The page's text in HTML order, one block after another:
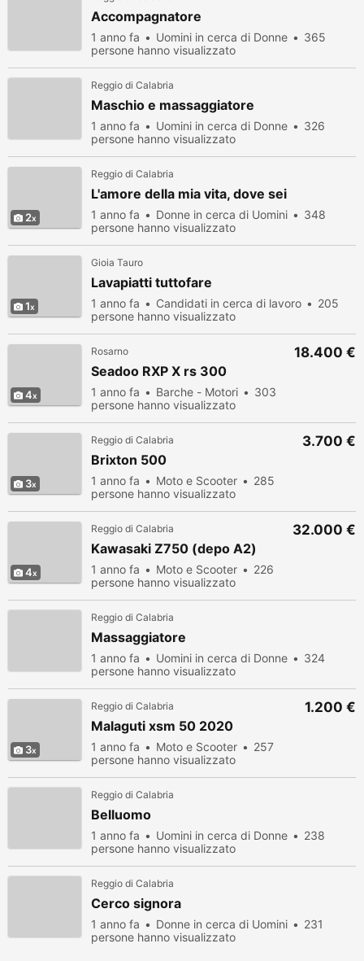
Accompagnatore
1 anno fa Uomini in cerca di Donne
365
persone hanno visualizzato
Reggio di Calabria
Maschio e massaggiatore
1 anno fa Uomini in cerca di Donne
326
persone hanno visualizzato
2
Reggio di Calabria
L'amore della mia vita, dove sei
1 anno fa Donne in cerca di Uomini
348
persone hanno visualizzato
1
Gioia Tauro
Lavapiatti tuttofare
1 anno fa Candidati in cerca di lavoro
205
persone hanno visualizzato
4
Rosarno
Seadoo RXP X rs 300
1 anno fa Barche - Motori
303
persone hanno visualizzato
18.400 €
3
Reggio di Calabria
Brixton 500
1 anno fa Moto e Scooter
285
persone hanno visualizzato
3.700 €
4
Reggio di Calabria
Kawasaki Z750 (depo A2)
1 anno fa Moto e Scooter
226
persone hanno visualizzato
32.000 €
Reggio di Calabria
Massaggiatore
1 anno fa Uomini in cerca di Donne
324
persone hanno visualizzato
3
Reggio di Calabria
Malaguti xsm 50 2020
1 anno fa Moto e Scooter
257
persone hanno visualizzato
1.200 €
Reggio di Calabria
Belluomo
1 anno fa Uomini in cerca di Donne
238
persone hanno visualizzato
Reggio di Calabria
Cerco signora
1 anno fa Donne in cerca di Uomini
231
persone hanno visualizzato